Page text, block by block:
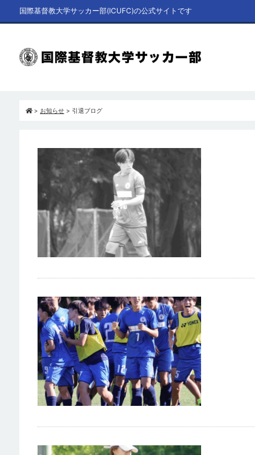
国際基督教大学サッカー部(ICUFC)の公式サイトです
> お知らせ > 引退ブログ